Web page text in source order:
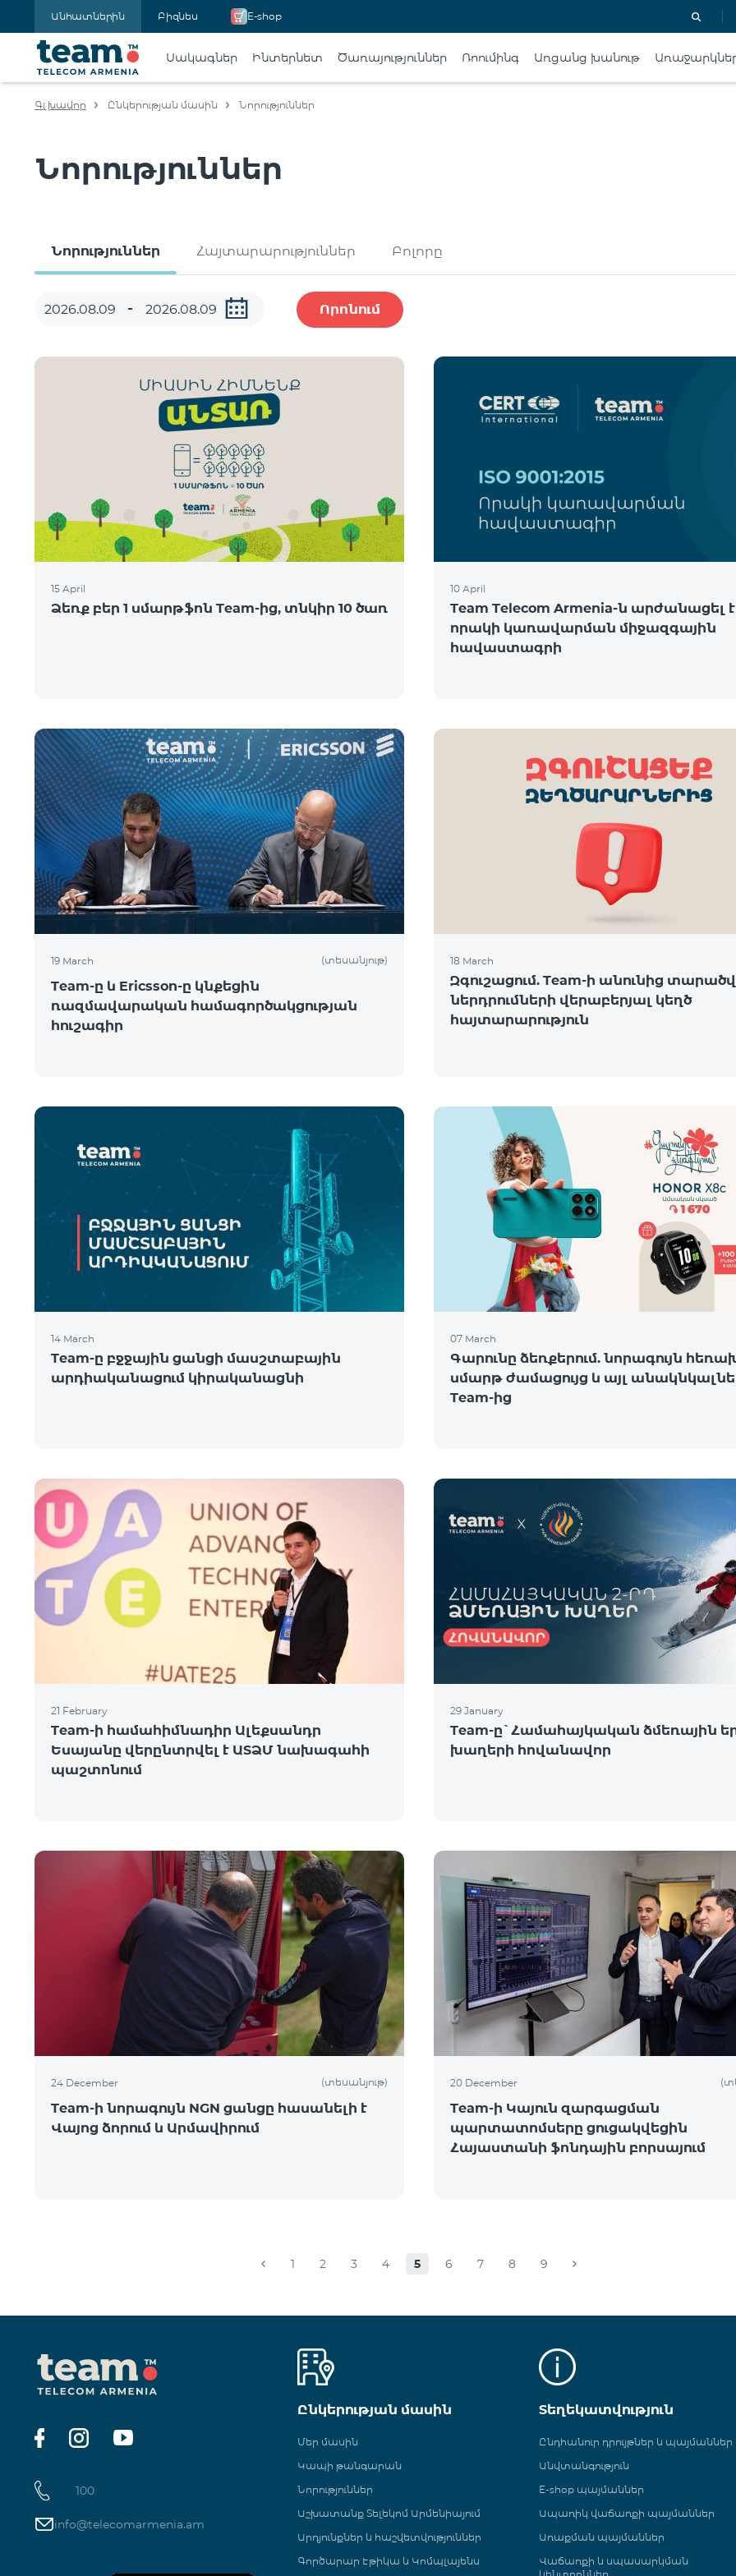
Անհատներին Բիզնես E-shop
Սակագներ Ինտերնետ Ծառայություններ Ռոումինգ Առցանց խանութ
Գլխավոր Ընկերության մասին Նորություններ
Նորություններ
Նորություններ Հայտարարություններ Բոլորը
Որոնում
15 April
Ձեռք բեր 1 սմարթֆոն Team-ից, տնկիր 10 ծառ
10 April
Team Telecom Armenia-ն արժանացել է
որակի կառավարման միջազգային
հավաստագրի
19 March (տեսանյութ)
Team-ը և Ericsson-ը կնքեցին
ռազմավարական համագործակցության
հուշագիր
18 March
Զգուշացում. Team-ի անունից
ներդրումների վերաբերյալ կեղծ
հայտարարություն
14 March
Team-ը բջջային ցանցի մասշտաբային
արդիականացում կիրականացնի
07 March
Գարունը ձեռքերում. նորագույն
սմարթ ժամացույց և այլ
Team-ից
21 February
Team-ի համահիմնադիր Ալեքսանդր
Եսայանը վերընտրվել է ԱՏՁՄ նախագահի
պաշտոնում
29 January
Team-ը`Համահայկական ձմեռային
խաղերի հովանավոր
24 December (տեսանյութ)
Team-ի նորագույն NGN ցանցը հասանելի է
Վայոց ձորում և Արմավիրում
20 December
Team-ի Կայուն զարգացման
պարտատոմսերը ցուցակվեցին
Հայաստանի ֆոնդային բորսայում
1 2 3 4 5 6 7 8 9
100
info@telecomarmenia.am
Ընկերության մասին
Մեր մասին
Կապի թանգարան
Նորություններ
Աշխատանք Տելեկոմ Արմենիայում
Արդյունքներ և հաշվետվություններ
Գործարար Էթիկա և Կոմպլայենս
Տեղեկատվություն
Ընդհանուր դրույթներ և պայմաններ
Անվտանգություն
E-shop պայմաններ
Ապառիկ վաճառքի պայմաններ
Առաքման պայմաններ
Վաճառքի և սպասարկման